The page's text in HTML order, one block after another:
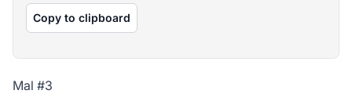
Copy to clipboard
Mal #3